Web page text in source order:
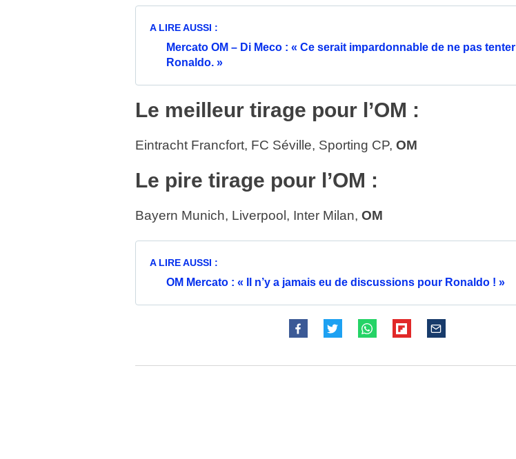
A LIRE AUSSI :
Mercato OM – Di Meco : « Ce serait impardonnable de ne pas tenter
Ronaldo. »
Le meilleur tirage pour l’OM :
Eintracht Francfort, FC Séville, Sporting CP, OM
Le pire tirage pour l’OM :
Bayern Munich, Liverpool, Inter Milan, OM
A LIRE AUSSI :
OM Mercato : « Il n’y a jamais eu de discussions pour Ronaldo ! »